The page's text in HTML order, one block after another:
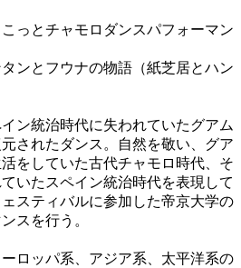
っとチャモロダンスパフォーマン
ンとフウナの物語（紙芝居とハン
ン統治時代に失われていたグアム
されたダンス。自然を敬い、グア
をしていた古代チャモロ時代、そ
いたスペイン統治時代を表現して
スティバルに参加した帝京大学の
スを行う。
ロッパ系、アジア系、太平洋系の